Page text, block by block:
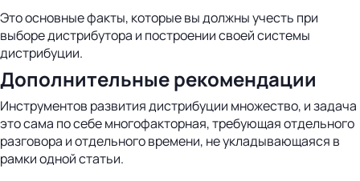
Это основные факты, которые вы должны учесть при
выборе дистрибутора и построении своей системы
дистрибуции.
Дополнительные рекомендации
Инструментов развития дистрибуции множество, и задача
это сама по себе многофакторная, требующая отдельного
разговора и отдельного времени, не укладывающаяся в
рамки одной статьи.